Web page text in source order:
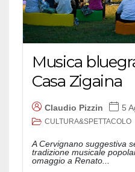
Musica
Casa Zigaina
Claudio Pizzin 5
CULTURA&SPETTACOLO
A Cervignano suggestiva
tradizione musicale
omaggio a Renato...